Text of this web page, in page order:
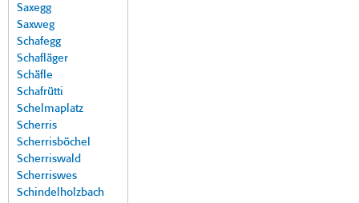
Saxegg
Saxweg
Schafegg
Schafläger
Schäfle
Schafrütti
Schelmaplatz
Scherris
Scherrisböchel
Scherriswald
Scherriswes
Schindelholzbach